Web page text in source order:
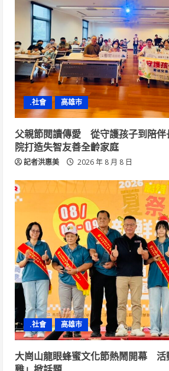
.社會 高雄市
父親節閱讀傳愛 從守護孩子到陪
院打造失智友善全齡家庭
記者洪惠美 2026 年 8 月 8 日
.社會 高雄市
大崗山龍眼蜂蜜文化節熱鬧開幕 活